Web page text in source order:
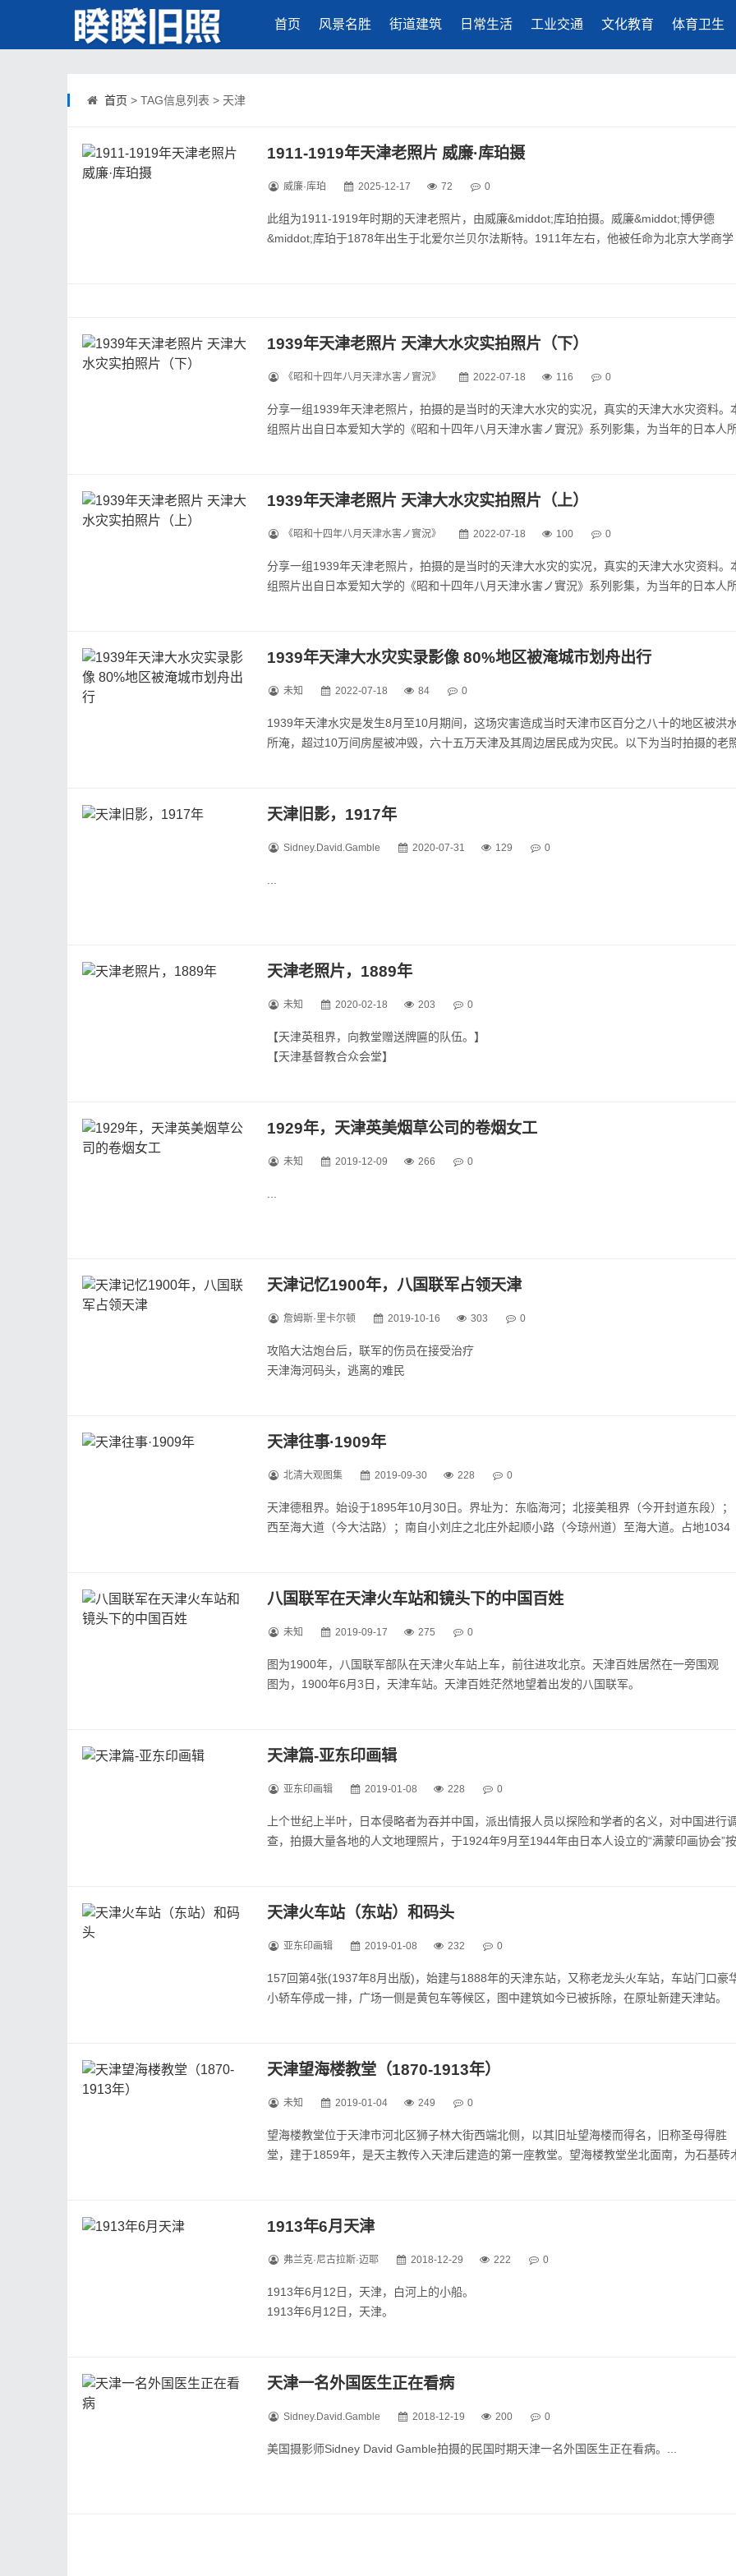
首页 风景名胜 街道建筑 日常生活 工业交通 文化教育 体育卫生
首页 > TAG信息列表 > 天津
1911-1919年天津老照片 威廉·库珀摄
威廉·库珀 2025-12-17 72 0
此组为1911-1919年时期的天津老照片，由威廉&middot;库珀拍摄。威廉&middot;博伊德
&middot;库珀于1878年出生于北爱尔兰贝尔法斯特。1911年左右，他被任命为北京大学商学
1939年天津老照片 天津大水灾实拍照片（下）
《昭和十四年八月天津水害ノ實況》 2022-07-18 116 0
分享一组1939年天津老照片，拍摄的是当时的天津大水灾的实况，真实的天津大水灾资料。
组照片出自日本爱知大学的《昭和十四年八月天津水害ノ實況》系列影集，为当年的日本人
1939年天津老照片 天津大水灾实拍照片（上）
《昭和十四年八月天津水害ノ實況》 2022-07-18 100 0
分享一组1939年天津老照片，拍摄的是当时的天津大水灾的实况，真实的天津大水灾资料。
组照片出自日本爱知大学的《昭和十四年八月天津水害ノ實況》系列影集，为当年的日本人
1939年天津大水灾实录影像 80%地区被淹城市划舟出行
未知 2022-07-18 84 0
1939年天津水灾是发生8月至10月期间，这场灾害造成当时天津市区百分之八十的地区被洪
所淹，超过10万间房屋被冲毁，六十五万天津及其周边居民成为灾民。以下为当时拍摄的老
天津旧影，1917年
Sidney.David.Gamble 2020-07-31 129 0
天津老照片，1889年
未知 2020-02-18 203 0
【天津英租界，向教堂赠送牌匾的队伍。】
【天津基督教合众会堂】
【天津英租界，维多利亚花园。】
【天津英租界，海河码头。】
【洪水中的天津城...
1929年，天津英美烟草公司的卷烟女工
未知 2019-12-09 266 0
天津记忆1900年，八国联军占领天津
詹姆斯·里卡尔顿 2019-10-16 303 0
攻陷大沽炮台后，联军的伤员在接受治疗
天津海河码头，逃离的难民
战火后的天津城内居民
躲避在外国教堂的天津难民
八国联军占领下的天津城墙...
天津往事·1909年
北清大观图集 2019-09-30 228 0
天津德租界。始设于1895年10月30日。界址为：东临海河；北接美租界（今开封道东段）；
西至海大道（今大沽路）；南自小刘庄之北庄外起顺小路（今琼州道）至海大道。占地1034
天津俄租界教堂。天津俄租界分西区与东区，俄租界西区位于今天的河北区，俄租界东区位
今天的河东区，俄租界面积仅...
八国联军在天津火车站和镜头下的中国百姓
未知 2019-09-17 275 0
图为1900年，八国联军部队在天津火车站上车，前往进攻北京。天津百姓居然在一旁围观
图为，1900年6月3日，天津车站。天津百姓茫然地望着出发的八国联军。
天津篇-亚东印画辑
亚东印画辑 2019-01-08 228 0
上个世纪上半叶，日本侵略者为吞并中国，派出情报人员以探险和学者的名义，对中国进行
查，拍摄大量各地的人文地理照片，于1924年9月至1944年由日本人设立的“满蒙印画协会”按
天津火车站（东站）和码头
亚东印画辑 2019-01-08 232 0
157回第4张(1937年8月出版)，始建与1888年的天津东站，又称老龙头火车站，车站门口豪
小轿车停成一排，广场一侧是黄包车等候区，图中建筑如今已被拆除，在原址新建天津站。
天津望海楼教堂（1870-1913年）
未知 2019-01-04 249 0
望海楼教堂位于天津市河北区狮子林大街西端北侧，以其旧址望海楼而得名，旧称圣母得胜
堂，建于1859年，是天主教传入天津后建造的第一座教堂。望海楼教堂坐北面南，为石基砖
1913年6月天津
弗兰克·尼古拉斯·迈耶 2018-12-29 222 0
1913年6月12日，天津，白河上的小船。
1913年6月12日，天津。
天津一名外国医生正在看病
Sidney.David.Gamble 2018-12-19 200 0
美国摄影师Sidney David Gamble拍摄的民国时期天津一名外国医生正在看病。...